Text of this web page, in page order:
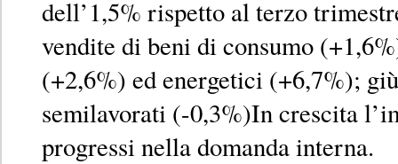
dell’1,5% rispetto al terzo
vendite di beni di consumo
(+2,6%) ed energetici (+6,7%);
semilavorati (-0,3%)In crescita
progressi nella domanda interna.